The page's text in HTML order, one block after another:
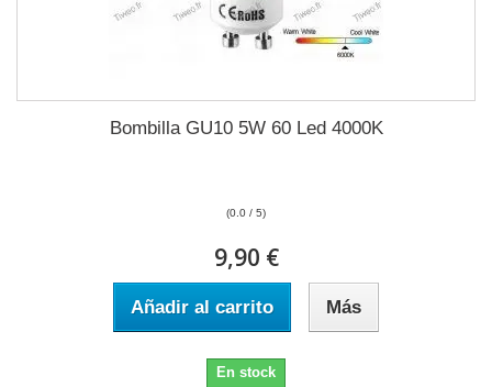
Bombilla GU10 5W 60 Led 4000K
(0.0 / 5)
9,90 €
Añadir al carrito Más
En stock